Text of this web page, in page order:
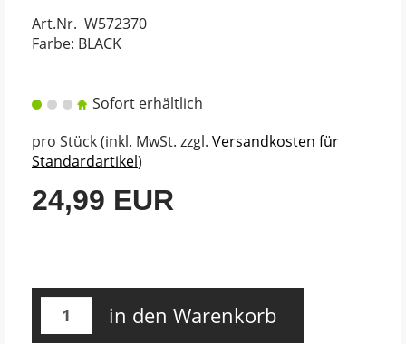
Art.Nr. W572370
Farbe: BLACK
Sofort erhältlich
pro Stück (inkl. MwSt. zzgl. Versandkosten für
Standardartikel)
24,99 EUR
in den Warenkorb